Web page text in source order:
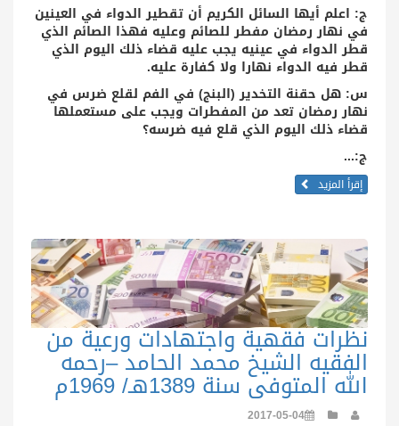
ج: اعلم أيها السائل الكريم أن تقطير الدواء في العينين
في نهار رمضان مفطر للصائم وعليه فهذا الصائم الذي
قطر الدواء في عينيه يجب عليه قضاء ذلك اليوم الذي
قطر فيه الدواء نهارا ولا كفارة عليه.
س: هل حقنة التخدير (البنج) في الفم لقلع ضرس في
نهار رمضان تعد من المفطرات ويجب على مستعملها
قضاء ذلك اليوم الذي قلع فيه ضرسه؟
ج:...
إقرأ المزيد
نظرات فقهية واجتهادات ورعية من
الفقيه الشيخ محمد الحامد –رحمه
الله المتوفى سنة 1389هـ/ 1969م
2017-05-04